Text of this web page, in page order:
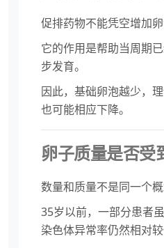
促排药物不能凭空增加卵
它的作用是帮助当周期
步发育。
因此，基础卵泡越少，
也可能相应下降。
卵子质量是否受
数量和质量不是同一个概
35岁以前，一部分患者
染色体异常率仍然相对较